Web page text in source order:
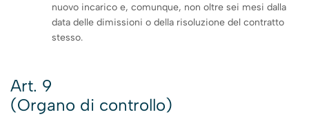
nuovo incarico e, comunque, non oltre sei mesi dalla
data delle dimissioni o della risoluzione del contratto
stesso.
Art. 9
(Organo di controllo)